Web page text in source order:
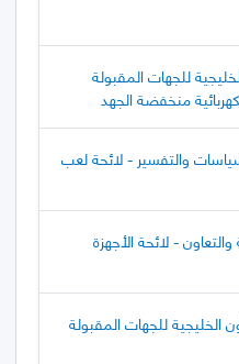
للجهات المقبولة
منخفضة الجهد
والتفسير - لائحة لعب
- لائحة الأجهزة
الخليجية للجهات المقبولة